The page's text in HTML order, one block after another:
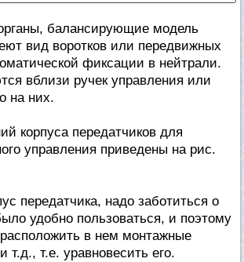
балансирующие модель
вид воротков или передвижных
фиксации в нейтрали.
вблизи ручек управления или
на них.
корпуса передатчиков для
управления приведены на рис.
передатчика, надо заботиться о
удобно пользоваться, и поэтому
расположить в нем монтажные
т.д., т.е. уравновесить его.